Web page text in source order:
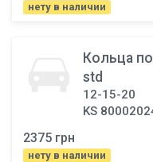
нету в наличии
Кольца
std
12-15-20
KS
2375 грн
нету в наличии